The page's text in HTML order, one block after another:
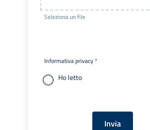
Seleziona un file
Informativa privacy *
Ho letto
Invia